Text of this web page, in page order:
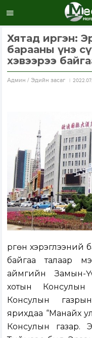
Хятад иргэн:
барааны үнэ
хэвээрээ
Aдмин / Эдийн засаг
Өргөн
байгаа талаар
аймгийн Замын-
хотын Консулын
Консулын
ярихдаа “Манайх
Консулын газар.